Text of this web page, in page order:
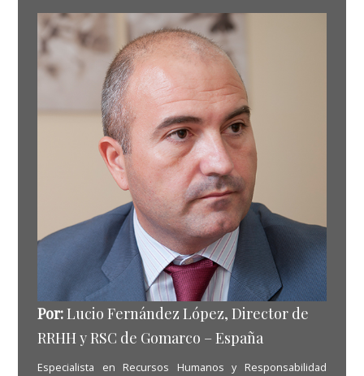
Por:Lucio Fernández López, Director de
RRHH y RSC de Gomarco – España
Especialista en Recursos Humanos y Responsabilidad